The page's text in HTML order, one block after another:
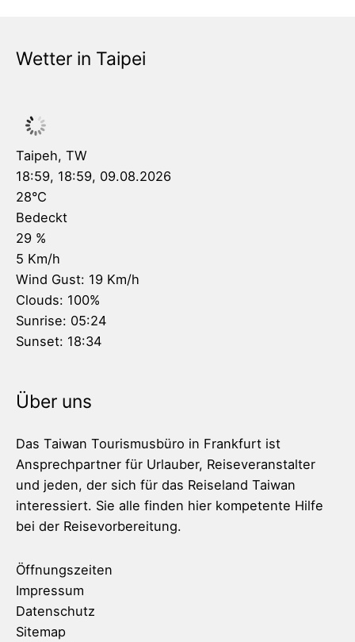
Wetter in Taipei
Taipeh, TW
18:59, 18:59, 09.08.2026
28°C
Bedeckt
29 %
5 Km/h
Wind Gust: 19 Km/h
Clouds: 100%
Sunrise: 05:24
Sunset: 18:34
Über uns
Das Taiwan Tourismusbüro in Frankfurt ist
Ansprechpartner für Urlauber, Reiseveranstalter
und jeden, der sich für das Reiseland Taiwan
interessiert. Sie alle finden hier kompetente Hilfe
bei der Reisevorbereitung.
Öffnungszeiten
Impressum
Datenschutz
Sitemap